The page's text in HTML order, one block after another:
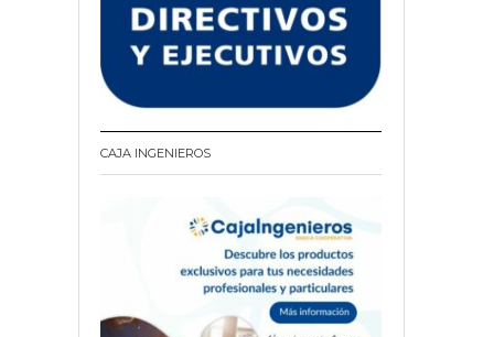
CAJA INGENIEROS